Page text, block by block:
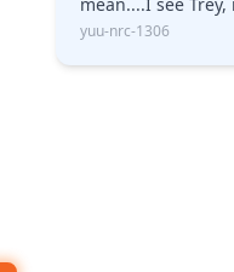
yuu-nrc-1306